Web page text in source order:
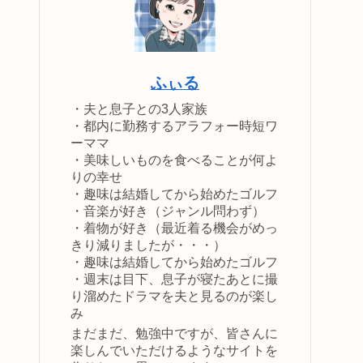
ふぃる
・夫と息子との3人家族
・都内に勤務するアラフォー時短ワ
ーママ
・美味しいものを食べることが何よ
りの幸せ
・趣味は結婚してから始めたゴルフ
・音楽が好き（ジャンル問わず）
・着物が好き（最近着る機会がめっ
きり減りましたが・・・）
・趣味は結婚してから始めたゴルフ
・週末は目下、息子が寝たあとに撮
り溜めたドラマを夫と見るのが楽し
み
まだまだ、勉強中ですが、皆さんに
楽しんでいただけるようなサイトを